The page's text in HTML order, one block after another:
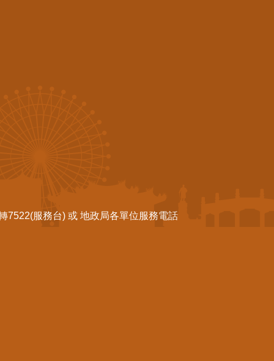
7522(服務台) 或 地政局各單位服務電話